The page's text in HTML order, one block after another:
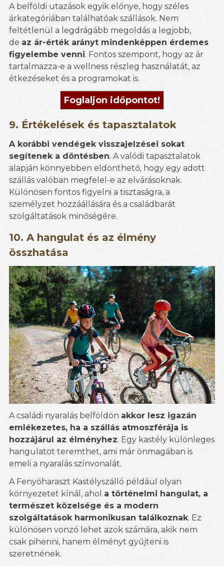
A belföldi utazások egyik előnye, hogy széles
árkategóriában találhatóak szállások. Nem
feltétlenül a legdrágább megoldás a legjobb,
de az ár-érték arányt mindenképpen érdemes
figyelembe venni. Fontos szempont, hogy az ár
tartalmazza-e a wellness részleg használatát, az
étkezéseket és a programokat is.
Foglaljon időpontot!
9. Értékelések és tapasztalatok
A korábbi vendégek visszajelzései sokat
segítenek a döntésben. A valódi tapasztalatok
alapján könnyebben eldönthető, hogy egy adott
szállás valóban megfelel-e az elvárásoknak.
Különösen fontos figyelni a tisztaságra, a
személyzet hozzáállására és a családbarát
szolgáltatások minőségére.
10. A hangulat és az élmény
összhatása
A családi nyaralás belföldön akkor lesz igazán
emlékezetes, ha a szállás atmoszférája is
hozzájárul az élményhez. Egy kastély különleges
hangulatot teremthet, ami már önmagában is
emeli a nyaralás színvonalát.
A Fenyőharaszt Kastélyszálló például olyan
környezetet kínál, ahol a történelmi hangulat, a
természet közelsége és a modern
szolgáltatások harmonikusan találkoznak. Ez
különösen vonzó lehet azok számára, akik nem
csak pihenni, hanem élményt gyűjteni is
szeretnének.